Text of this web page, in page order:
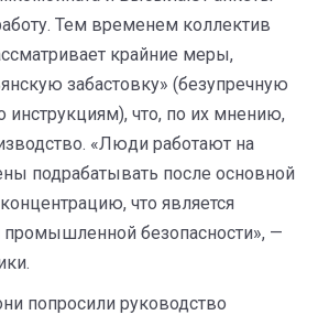
Тем временем коллектив
крайние меры,
забастовку» (безупречную
инструкциям), что, по их мнению,
«Люди работают на
подрабатывать после основной
что является
промышленной безопасности», —
попросили руководство